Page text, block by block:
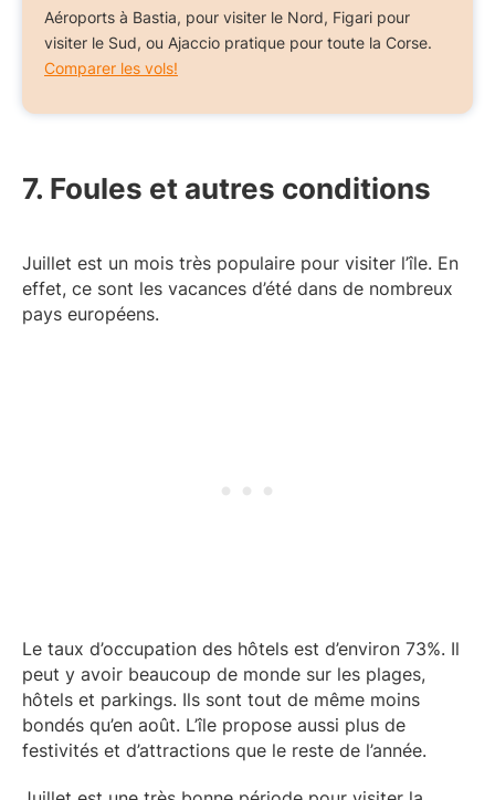
Aéroports à Bastia, pour visiter le Nord, Figari pour
visiter le Sud, ou Ajaccio pratique pour toute la Corse.
Comparer les vols!
7. Foules et autres conditions
Juillet est un mois très populaire pour visiter l’île. En
effet, ce sont les vacances d’été dans de nombreux
pays européens.
Le taux d’occupation des hôtels est d’environ 73%. Il
peut y avoir beaucoup de monde sur les plages,
hôtels et parkings. Ils sont tout de même moins
bondés qu’en août. L’île propose aussi plus de
festivités et d’attractions que le reste de l’année.